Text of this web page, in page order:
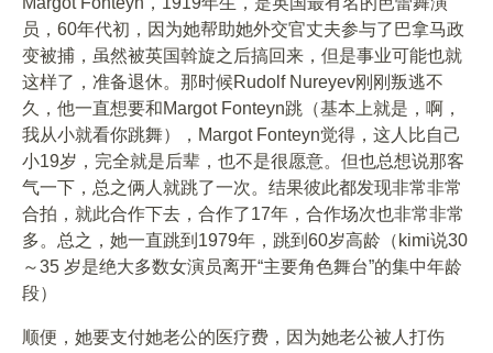
员，60年代初，因为她帮助她外交官丈夫参与了巴拿马政
变被捕，虽然被英国斡旋之后搞回来，但是事业可能也就
这样了，准备退休。那时候Rudolf Nureyev刚刚叛逃不
久，他一直想要和Margot Fonteyn跳（基本上就是，啊，
我从小就看你跳舞），Margot Fonteyn觉得，这人比自己
小19岁，完全就是后辈，也不是很愿意。但也总想说那客
气一下，总之俩人就跳了一次。结果彼此都发现非常非常
合拍，就此合作下去，合作了17年，合作场次也非常非常
多。总之，她一直跳到1979年，跳到60岁高龄（kimi说30
～35 岁是绝大多数女演员离开“主要角色舞台”的集中年龄
段）
顺便，她要支付她老公的医疗费，因为她老公被人打伤